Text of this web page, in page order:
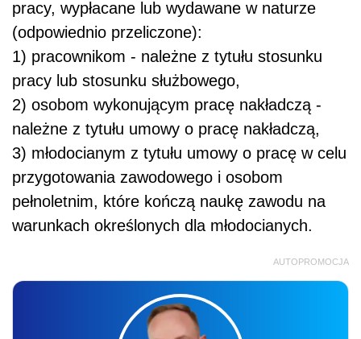
pracy, wypłacane lub wydawane w naturze
(odpowiednio przeliczone):
1) pracownikom - należne z tytułu stosunku
pracy lub stosunku służbowego,
2) osobom wykonującym pracę nakładczą -
należne z tytułu umowy o pracę nakładczą,
3) młodocianym z tytułu umowy o pracę w celu
przygotowania zawodowego i osobom
pełnoletnim, które kończą naukę zawodu na
warunkach określonych dla młodocianych.
AUTOPROMOCJA